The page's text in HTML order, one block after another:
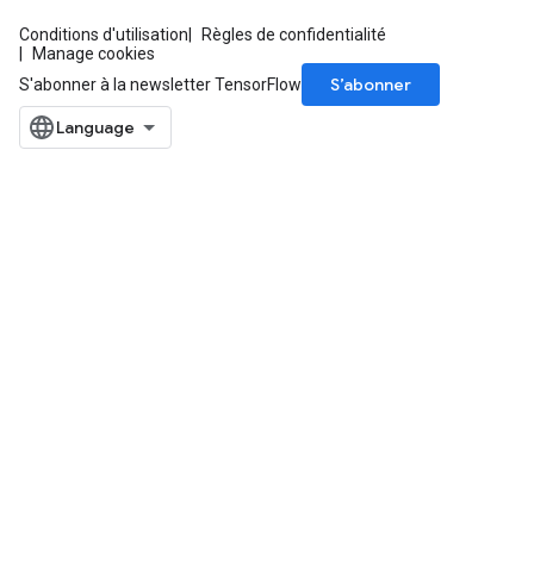
Conditions d'utilisation
Règles de confidentialité
Manage cookies
S'abonner à la newsletter TensorFlow
S’abonner